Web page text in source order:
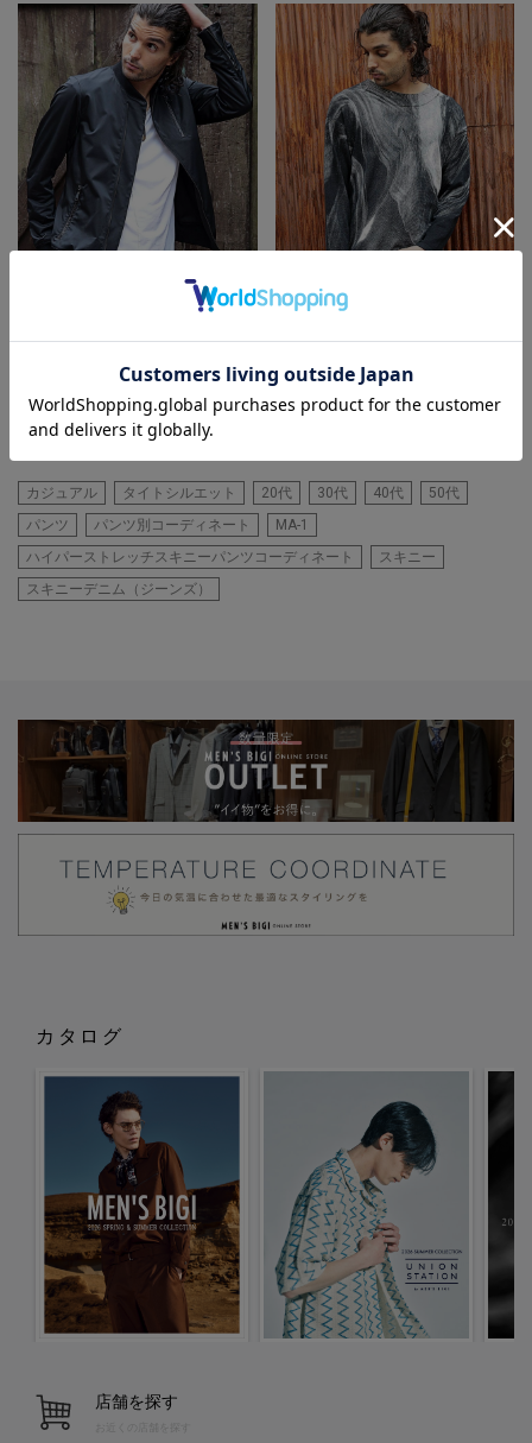
ライダース風MA-1ブルゾン
着用カラー ブラック 着用サイ
天竺編みシルクスクリーンプリン
トニット
着用カラー ブラック 着用サイ
ズ S
カジュアル タイトシルエット 20代 30代 40代
50代
パンツ
パンツ別コーディネート
MA-1
ハイパーストレッチスキニーパンツコーディネート
スキニー
スキニーデニム（ジーンズ）
カタログ
店舗を探す
お近くの店舗を探す